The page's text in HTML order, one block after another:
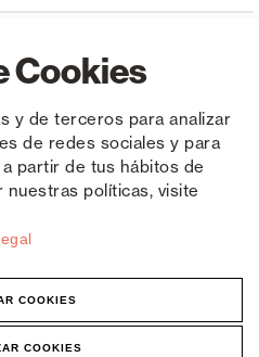
Cookies
y de terceros para analizar
de redes sociales y para
partir de tus hábitos de
nuestras políticas, visite
COOKIES
COOKIES
de confidentialité Avis juridique Cookies